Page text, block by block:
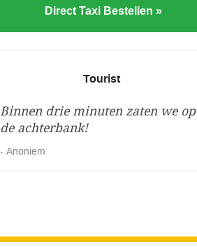
Direct Taxi Bestellen »
Tourist
Binnen drie minuten zaten we op
de achterbank!
- Anoniem